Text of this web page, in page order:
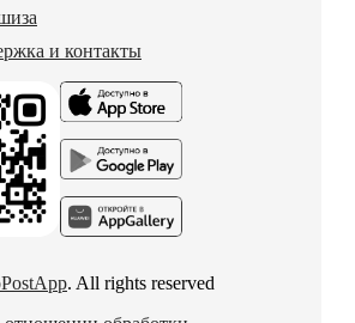
и контакты
. All rights reserved